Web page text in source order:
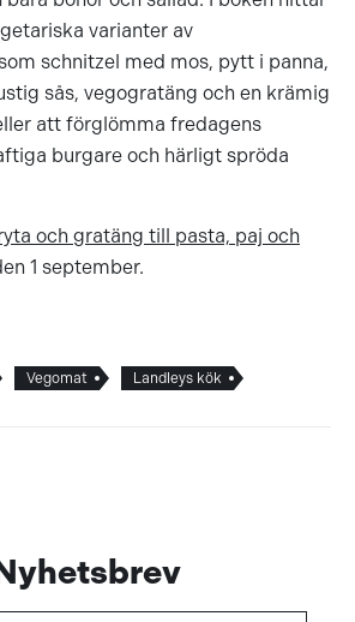
varianter av
schnitzel med mos, pytt i panna,
sås, vegogratäng och en krämig
att förglömma fredagens
burgare och härligt spröda
och gratäng till pasta, paj och
1 september.
Vegomat Landleys kök